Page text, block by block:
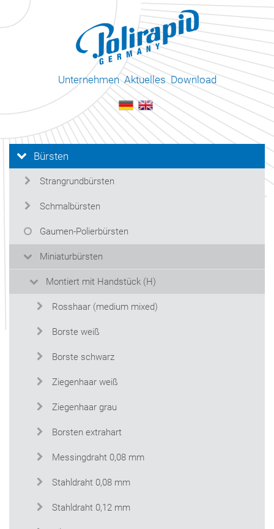
Unternehmen Aktuelles Download
Bürsten
Strangrundbürsten
Schmalbürsten
Gaumen-Polierbürsten
Miniaturbürsten
Montiert mit Handstück (H)
Rosshaar (medium mixed)
Borste weiß
Borste schwarz
Ziegenhaar weiß
Ziegenhaar grau
Borsten extrahart
Messingdraht 0,08 mm
Stahldraht 0,08 mm
Stahldraht 0,12 mm